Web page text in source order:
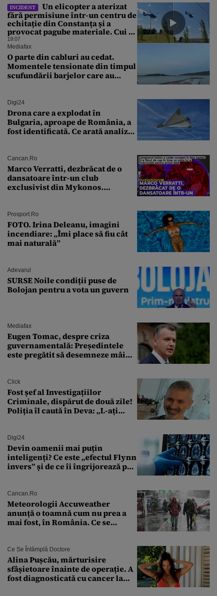
INCIDENT
Un elicopter a aterizat
fără permisiune într-un centru de
echitație din Constanța și a
provocat pagube materiale. Cui ar
aparține aparatul de zbor
19:07
Mediafax
O parte din cabluri au cedat.
Momentele tensionate din timpul
scufundării barjelor care au
Digi24
Drona care a explodat în
Bulgaria, aproape de România, a
fost identificată. Ce arată analiza
Cancan.ro
Marco Verratti, dezbrăcat de o
dansatoare într-un club
exclusivist din Mykonos.
Prosport.ro
FOTO. Irina Deleanu, imagini
incendiare: „Îmi place să fiu cât
mai naturală”
Adevarul
SURSE Noile condiții puse de
Bolojan pentru a vota un guvern
Mediafax
Eugen Tomac, despre criza
guvernamentală: Președintele
este pregătit să desemneze mâine
Click
Fost șef al Investigațiilor
Criminale, dispărut de două zile!
Poliția îl caută în Deva: „L-ați
Digi24
Devin oamenii mai puțin
inteligenți? Ce este „efectul Flynn
invers” și de ce îi îngrijorează pe
Cancan.ro
Meteorologii Accuweather
anunță o toamnă cum nu prea a
mai fost, în România. Ce se
București. Pe ce dată ninge
Ce Se Întâmplă Doctore
Alina Pușcău, mărturisire
sfâșietoare înainte de operație. A
fost diagnosticată cu cancer la